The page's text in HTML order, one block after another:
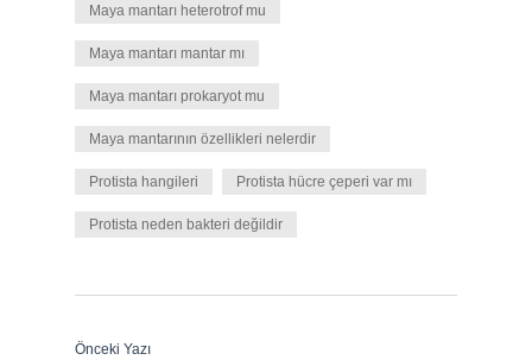
Maya mantarı heterotrof mu
Maya mantarı mantar mı
Maya mantarı prokaryot mu
Maya mantarının özellikleri nelerdir
Protista hangileri Protista hücre çeperi var mı
Protista neden bakteri değildir
Önceki Yazı